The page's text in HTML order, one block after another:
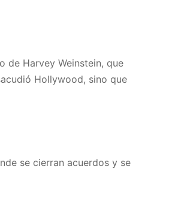
de Harvey Weinstein, que
Hollywood, sino que
se cierran acuerdos y se